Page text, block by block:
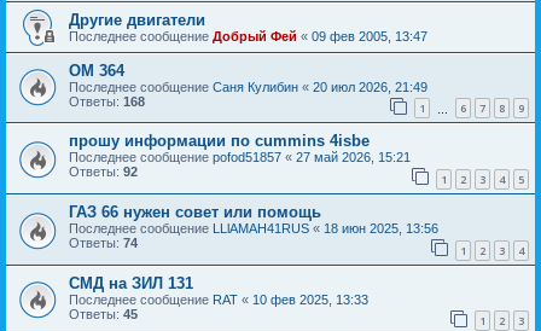
Другие двигатели
Последнее сообщение Добрый Фей « 09 фев 2005, 13:47
OM 364
Последнее сообщение Саня Кулибин « 20 июл 2026, 21:49
Ответы: 168 1 6 7 8 9
прошу информации по cummins 4isbe
Последнее сообщение pofod51857 « 27 май 2026, 15:21
Ответы: 92 1 2 3 4 5
ГАЗ 66 нужен совет или помощь
Последнее сообщение LLlAMAH41RUS « 18 июн 2025, 13:56
Ответы: 74 1 2 3 4
СМД на ЗИЛ 131
Последнее сообщение RAT « 10 фев 2025, 13:33
Ответы: 45 1 2 3